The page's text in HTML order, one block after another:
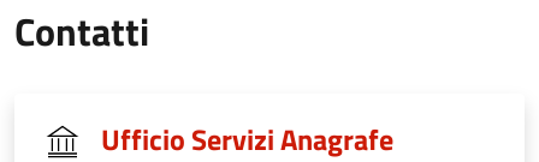
Contatti
Ufficio Servizi Anagrafe